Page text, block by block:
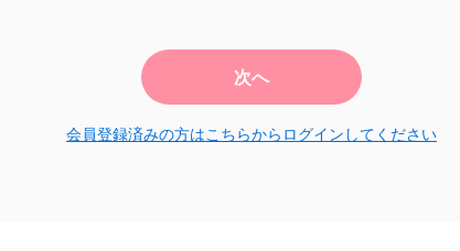
次へ
会員登録済みの方はこちらからログインしてください